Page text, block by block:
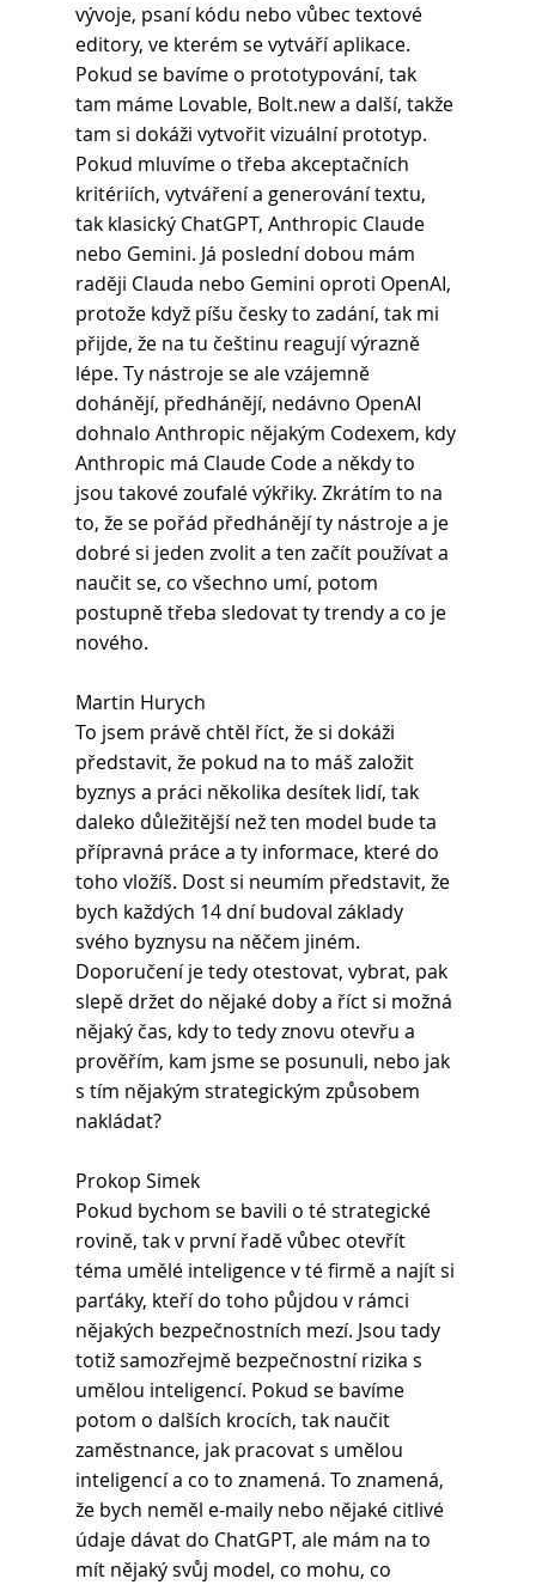
vývoje, psaní kódu nebo vůbec textové
editory, ve kterém se vytváří aplikace.
Pokud se bavíme o prototypování, tak
tam máme Lovable, Bolt.new a další, takže
tam si dokáži vytvořit vizuální prototyp.
Pokud mluvíme o třeba akceptačních
kritériích, vytváření a generování textu,
tak klasický ChatGPT, Anthropic Claude
nebo Gemini. Já poslední dobou mám
raději Clauda nebo Gemini oproti OpenAI,
protože když píšu česky to zadání, tak mi
přijde, že na tu češtinu reagují výrazně
lépe. Ty nástroje se ale vzájemně
dohánějí, předhánějí, nedávno OpenAI
dohnalo Anthropic nějakým Codexem, kdy
Anthropic má Claude Code a někdy to
jsou takové zoufalé výkřiky. Zkrátím to na
to, že se pořád předhánějí ty nástroje a je
dobré si jeden zvolit a ten začít používat a
naučit se, co všechno umí, potom
postupně třeba sledovat ty trendy a co je
nového.
Martin Hurych
To jsem právě chtěl říct, že si dokáži
představit, že pokud na to máš založit
byznys a práci několika desítek lidí, tak
daleko důležitější než ten model bude ta
přípravná práce a ty informace, které do
toho vložíš. Dost si neumím představit, že
bych každých 14 dní budoval základy
svého byznysu na něčem jiném.
Doporučení je tedy otestovat, vybrat, pak
slepě držet do nějaké doby a říct si možná
nějaký čas, kdy to tedy znovu otevřu a
prověřím, kam jsme se posunuli, nebo jak
s tím nějakým strategickým způsobem
nakládat?
Prokop Simek
Pokud bychom se bavili o té strategické
rovině, tak v první řadě vůbec otevřít
téma umělé inteligence v té firmě a najít si
parťáky, kteří do toho půjdou v rámci
nějakých bezpečnostních mezí. Jsou tady
totiž samozřejmě bezpečnostní rizika s
umělou inteligencí. Pokud se bavíme
potom o dalších krocích, tak naučit
zaměstnance, jak pracovat s umělou
inteligencí a co to znamená. To znamená,
že bych neměl e-maily nebo nějaké citlivé
údaje dávat do ChatGPT, ale mám na to
mít nějaký svůj model, co mohu, co